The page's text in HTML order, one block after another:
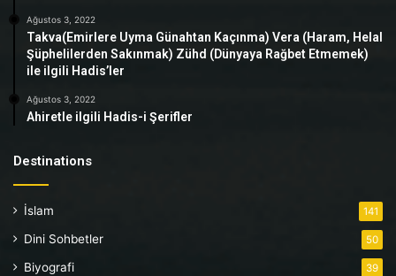
Ağustos 3, 2022
Takva(Emirlere Uyma Günahtan Kaçınma) Vera (Haram, Helal
Şüphelilerden Sakınmak) Zühd (Dünyaya Rağbet Etmemek)
ile ilgili Hadis’ler
Ağustos 3, 2022
Ahiretle ilgili Hadis-i Şerifler
Destinations
İslam 141
Dini Sohbetler 50
Biyografi 39